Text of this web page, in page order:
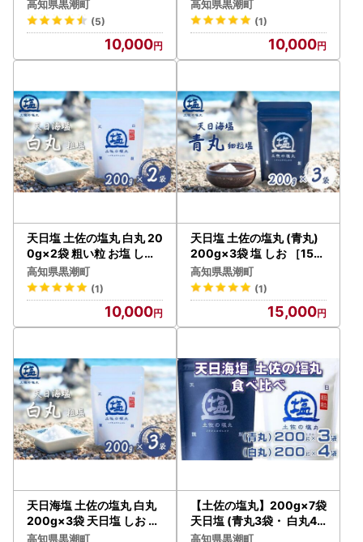
いでご負担いただくことになります。
また、『贈答』の場合でも、受取人様に着払いでご負担いた
だくこととなりますことを、あらかじめご了承ください。
いますようお願いいたします。
※詳細はヤマト運輸HPにてご確認ください。
https://www.yamato-hd.co.jp/important/info_230417_
2.html
＝＝＝＝＝＝＝＝＝＝＝＝＝＝＝＝＝＝＝＝＝＝
と納税の対象となる地方団体」として指定を受けました。
【指定対象期間：2025（令和7）年10月1日～2026（令和
8）年9月30日】
この指定により黒潮町へのふるさと納税は、これまでどおり
特例控除（所得税と住民税）の対象となります。
引き続き、黒潮町を応援くださいますよう何卒よろしくお願
＝＝＝＝＝＝＝＝＝＝＝＝＝＝＝＝＝＝＝＝＝＝
高知県黒潮町
(5)
10,000
高知県黒潮町
(1)
10,000
天日塩 土佐の塩丸 白丸 20
0g×2袋 粗い粒 お塩 しお
［1515-3］
高知県黒潮町
(1)
10,000
天日塩 土佐の塩丸 (青丸)
200g×3袋 塩 しお ［1518
-2］
高知県黒潮町
(1)
15,000
天日海塩 土佐の塩丸 白丸
200g×3袋 天日塩 しお ［
1520-2]
高知県黒潮町
【土佐の塩丸】200g×7袋
天日塩 (青丸3袋・ 白丸4
袋)［1522-2］
高知県黒潮町